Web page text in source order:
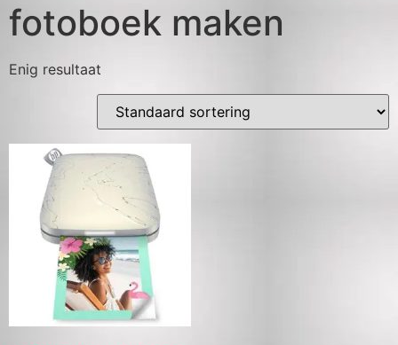
fotoboek maken
Enig resultaat